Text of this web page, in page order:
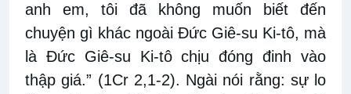
anh em, tôi đã không muốn biết đến
chuyện gì khác ngoài Đức Giê-su Ki-tô, mà
là Đức Giê-su Ki-tô chịu đóng đinh vào
thập giá.” (1Cr 2,1-2). Ngài nói rằng: sự lo